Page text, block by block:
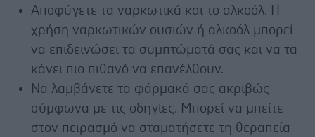
Αποφύγετε τα ναρκωτικά και το αλκοόλ. Η
χρήση ναρκωτικών ουσιών ή αλκοόλ μπορεί
να επιδεινώσει τα συμπτώματά σας και να τα
κάνει πιο πιθανό να επανέλθουν.
Να λαμβάνετε τα φάρμακά σας ακριβώς
σύμφωνα με τις οδηγίες. Μπορεί να μπείτε
στον πειρασμό να σταματήσετε τη θεραπεία